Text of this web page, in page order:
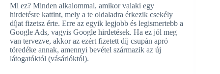
Mi ez? Minden alkalommal, amikor valaki egy
hirdetésre kattint, mely a te oldaladra érkezik csekély
díjat fizetsz érte. Erre az egyik legjobb és legismertebb a
Google Ads, vagyis Google hirdetések. Ha ez jól meg
van tervezve, akkor az ezért fizetett díj csupán apró
töredéke annak, amennyi bevétel származik az új
látogatóktól (vásárlóktól).